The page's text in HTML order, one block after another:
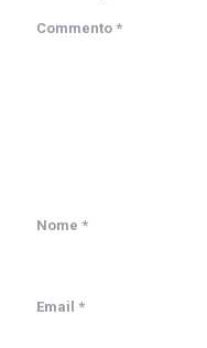
Commento *
Nome *
Email *